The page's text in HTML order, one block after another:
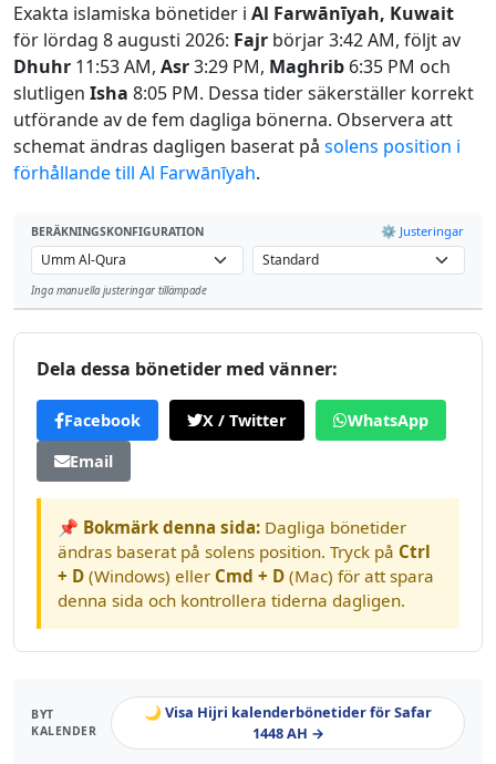
Exakta islamiska bönetider i Al Farwānīyah, Kuwait
för lördag 8 augusti 2026: Fajr börjar 3:42 AM, följt av
Dhuhr 11:53 AM, Asr3:29 PM, Maghrib 6:35 PM och
slutligen Isha 8:05 PM. Dessa tider säkerställer korrekt
utförande av de fem dagliga bönerna. Observera att
schemat ändras dagligen baserat på solens position i
förhållande till Al Farwānīyah.
BERÄKNINGSKONFIGURATION ⚙️ Justeringar
Inga manuella justeringar tillämpade
Dela dessa bönetider med vänner:
Facebook X / Twitter
WhatsApp
Email
📌 Bokmärk denna sida: Dagliga bönetider
ändras baserat på solens position. Tryck på Ctrl
+ D (Windows) eller Cmd + D (Mac) för att spara
denna sida och kontrollera tiderna dagligen.
BYT
KALENDER
🌙 Visa Hijri kalenderbönetider för Safar
1448 AH →